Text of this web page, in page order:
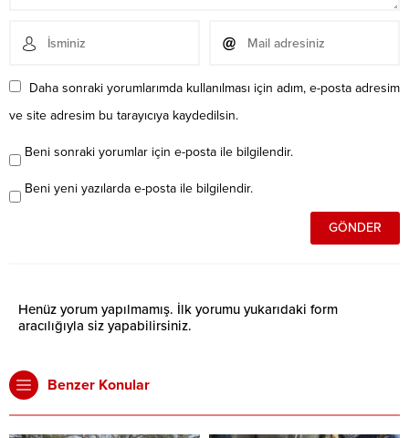
Daha sonraki yorumlarımda kullanılması için adım, e-posta adresim
ve site adresim bu tarayıcıya kaydedilsin.
Beni sonraki yorumlar için e-posta ile bilgilendir.
Beni yeni yazılarda e-posta ile bilgilendir.
Henüz yorum yapılmamış. İlk yorumu yukarıdaki form
aracılığıyla siz yapabilirsiniz.
Benzer Konular